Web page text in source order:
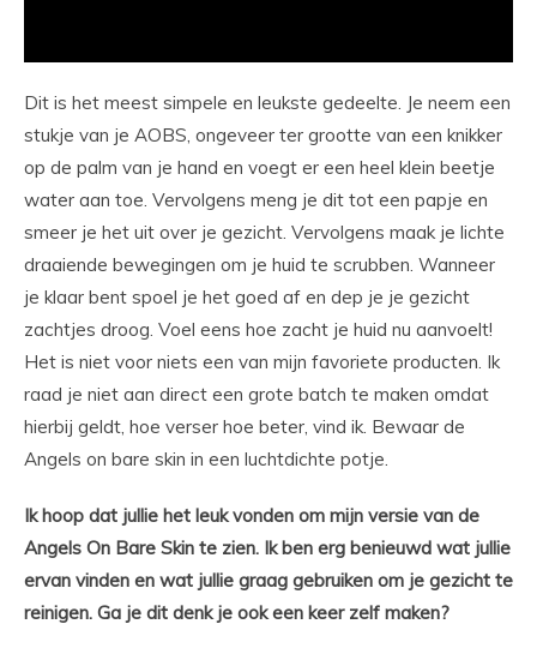
Dit is het meest simpele en leukste gedeelte. Je neem een
stukje van je AOBS, ongeveer ter grootte van een knikker
op de palm van je hand en voegt er een heel klein beetje
water aan toe. Vervolgens meng je dit tot een papje en
smeer je het uit over je gezicht. Vervolgens maak je lichte
draaiende bewegingen om je huid te scrubben. Wanneer
je klaar bent spoel je het goed af en dep je je gezicht
zachtjes droog. Voel eens hoe zacht je huid nu aanvoelt!
Het is niet voor niets een van mijn favoriete producten. Ik
raad je niet aan direct een grote batch te maken omdat
hierbij geldt, hoe verser hoe beter, vind ik. Bewaar de
Angels on bare skin in een luchtdichte potje.
Ik hoop dat jullie het leuk vonden om mijn versie van de
Angels On Bare Skin te zien. Ik ben erg benieuwd wat jullie
ervan vinden en wat jullie graag gebruiken om je gezicht te
reinigen. Ga je dit denk je ook een keer zelf maken?